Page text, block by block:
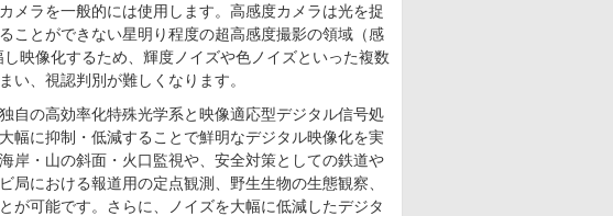
メラを一般的には使用します。高感度カメラは光を捉
ことができない星明り程度の超高感度撮影の領域（感
映像化するため、輝度ノイズや色ノイズといった複数
い、視認判別が難しくなります。
自の高効率化特殊光学系と映像適応型デジタル信号処
幅に抑制・低減することで鮮明なデジタル映像化を実
岸・山の斜面・火口監視や、安全対策としての鉄道や
における報道用の定点観測、野生生物の生態観察、
が可能です。さらに、ノイズを大幅に低減したデジタ